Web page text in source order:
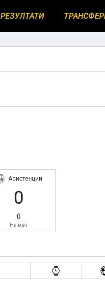
РЕЗУЛТАТИ
Асистенции
0
0
На мач